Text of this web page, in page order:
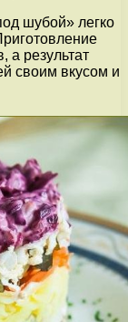
шубой» легко
а результат
своим вкусом и